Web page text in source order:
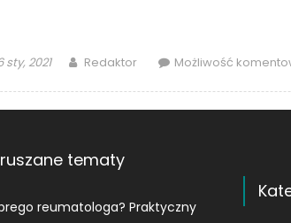
sty, 2021 Author
Redaktor Możliwość
tematy
reumatologa? Praktyczny